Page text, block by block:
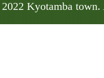
Kyotamba